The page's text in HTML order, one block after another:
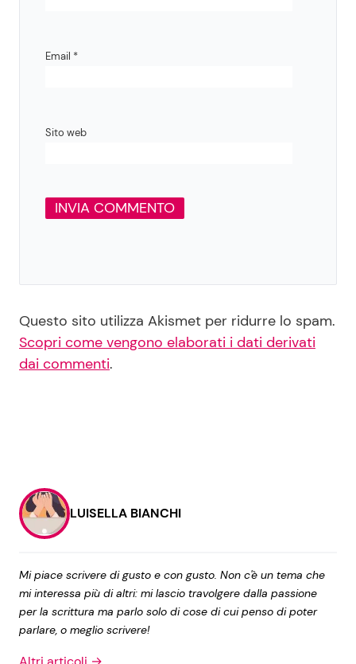
Email *
Sito web
Questo sito utilizza Akismet per ridurre lo spam.
Scopri come vengono elaborati i dati derivati
dai commenti.
LUISELLA BIANCHI
Mi piace scrivere di gusto e con gusto. Non c'è un tema che
mi interessa più di altri: mi lascio travolgere dalla passione
per la scrittura ma parlo solo di cose di cui penso di poter
parlare, o meglio scrivere!